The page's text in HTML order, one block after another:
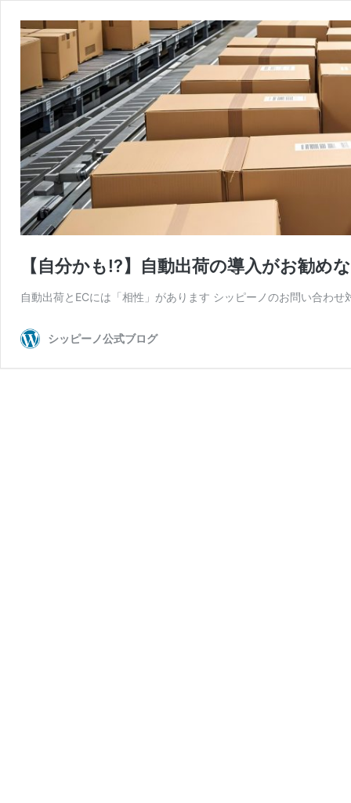
【自分かも!?】自動出荷の導入がお勧め
自動出荷とECには「相性」があります シッピーノのお問い合わ
シッピーノ公式ブログ